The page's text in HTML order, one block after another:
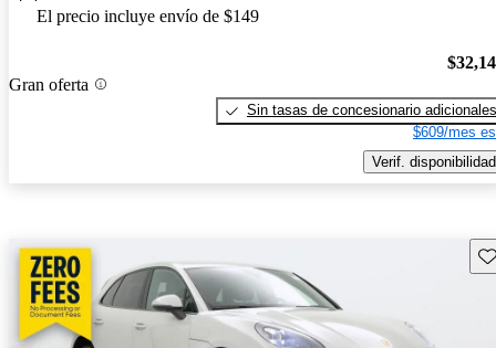
El precio incluye envío de $149
Gran oferta
Sin tasas de concesionario adicionales
$609/mes
Verif. disponibilidad